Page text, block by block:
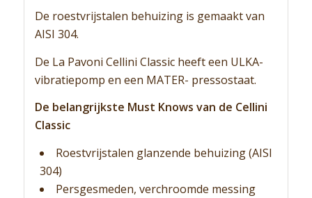
De roestvrijstalen behuizing is gemaakt van
AISI 304.
De La Pavoni Cellini Classic heeft een ULKA-
vibratiepomp en een MATER- pressostaat.
De belangrijkste Must Knows van de Cellini
Classic
Roestvrijstalen glanzende behuizing (AISI
304)
Persgesmeden, verchroomde messing